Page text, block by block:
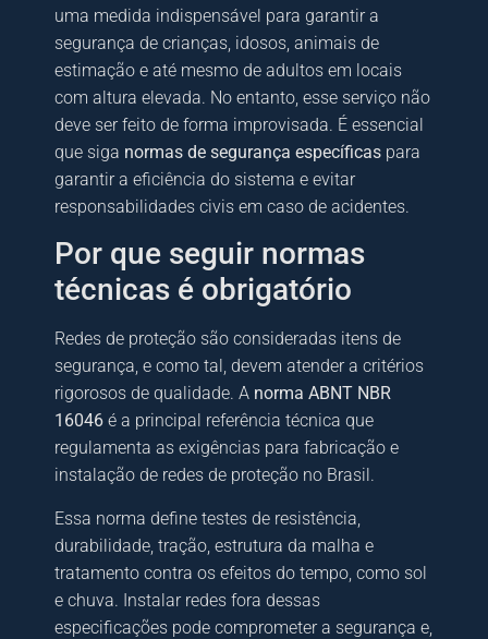
uma medida indispensável para garantir a
segurança de crianças, idosos, animais de
estimação e até mesmo de adultos em locais
com altura elevada. No entanto, esse serviço não
deve ser feito de forma improvisada. É essencial
que siga normas de segurança específicas para
garantir a eficiência do sistema e evitar
responsabilidades civis em caso de acidentes.
Por que seguir normas
técnicas é obrigatório
Redes de proteção são consideradas itens de
segurança, e como tal, devem atender a critérios
rigorosos de qualidade. A norma ABNT NBR
16046 é a principal referência técnica que
regulamenta as exigências para fabricação e
instalação de redes de proteção no Brasil.
Essa norma define testes de resistência,
durabilidade, tração, estrutura da malha e
tratamento contra os efeitos do tempo, como sol
e chuva. Instalar redes fora dessas
especificações pode comprometer a segurança e,